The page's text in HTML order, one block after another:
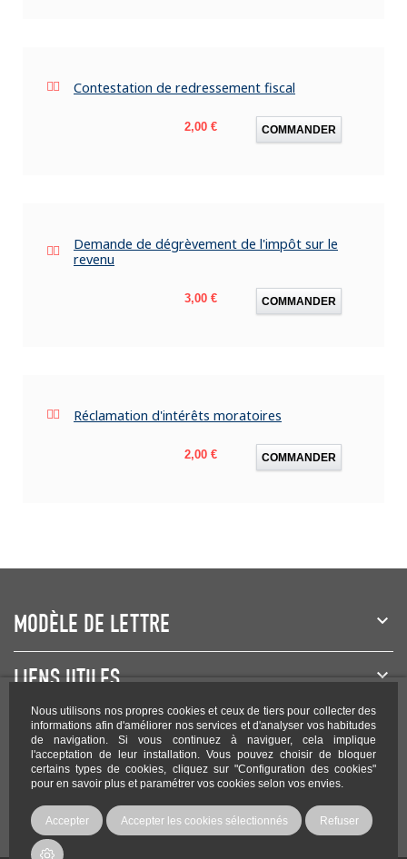
Nous utilisons nos propres cookies et ceux de tiers pour collecter des
informations afin d'améliorer nos services et d'analyser vos habitudes
de navigation. Si vous continuez à naviguer, cela implique
l'acceptation de leur installation. Vous pouvez choisir de bloquer
certains types de cookies, cliquez sur "Configuration des cookies"
pour en savoir plus et paramétrer vos cookies selon vos envies.
Accepter Accepter les cookies sélectionnés Refuser
Contestation de redressement fiscal
Prix
2,00 € COMMANDER
Demande de dégrèvement de l'impôt sur le
revenu
Prix
3,00 € COMMANDER
Réclamation d'intérêts moratoires
Prix
2,00 € COMMANDER
MODÈLE DE LETTRE
LIENS UTILES
NEWSLETTER